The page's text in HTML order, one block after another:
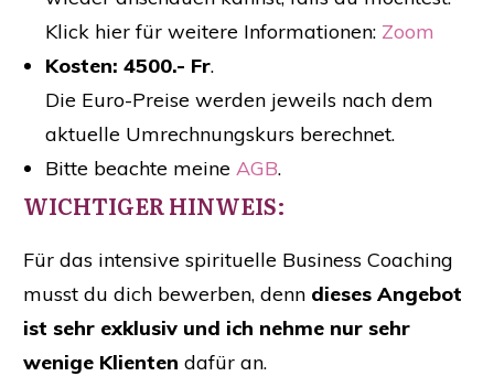
Klick hier für weitere Informationen: Zoom
Kosten: 4500.- Fr.
Die Euro-Preise werden jeweils nach dem
aktuelle Umrechnungskurs berechnet.
Bitte beachte meine AGB.
WICHTIGER HINWEIS:
Für das intensive spirituelle Business Coaching
musst du dich bewerben, denn dieses Angebot
ist sehr exklusiv und ich nehme nur sehr
wenige Klienten dafür an.